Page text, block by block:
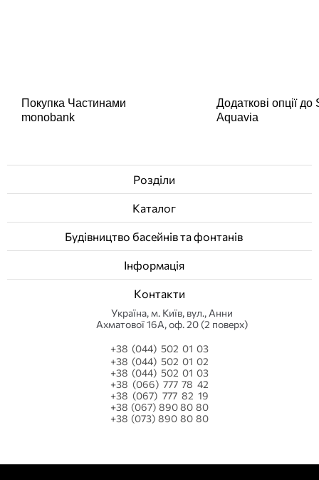
Покупка Частинами
monobank
Додаткові опції
Aquavia
Розділи
Каталог
Будівництво басейнів та фонтанів
Інформація
Контакти
Українa, м. Київ, вул., Анни
Ахматової 16А, оф. 20 (2 поверх)
+38 (044) 502 01 03
+38 (044) 502 01 02
+38 (044) 502 01 03
+38 (066) 777 78 42
+38 (067) 777 82 19
+38 (067) 890 80 80
+38 (073) 890 80 80